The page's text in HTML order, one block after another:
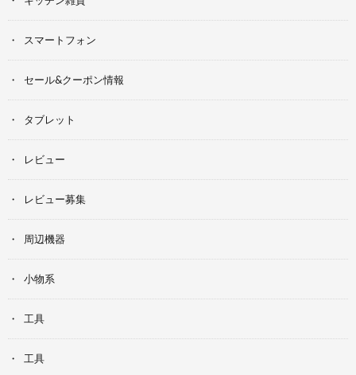
スマートフォン
セール&クーポン情報
タブレット
レビュー
レビュー募集
周辺機器
小物系
工具
工具